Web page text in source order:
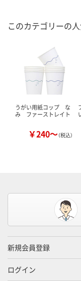
このカテゴリーの
うがい用紙コップ な
み ファーストレイト
￥240～（税込）
新規会員登録
ログイン